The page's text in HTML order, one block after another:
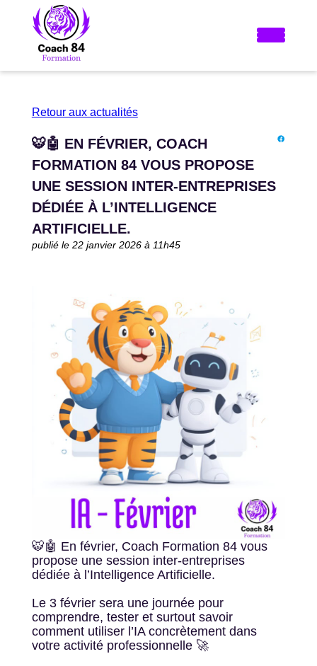
Retour aux actualités
🐯🤖 EN FÉVRIER, COACH
FORMATION 84 VOUS PROPOSE
UNE SESSION INTER-ENTREPRISES
DÉDIÉE À L’INTELLIGENCE
ARTIFICIELLE.
publié le 22 janvier 2026 à 11h45
🐯🤖 En février, Coach Formation 84 vous
propose une session inter-entreprises
dédiée à l’Intelligence Artificielle.
Le 3 février sera une journée pour
comprendre, tester et surtout savoir
comment utiliser l’IA concrètement dans
votre activité professionnelle 🚀